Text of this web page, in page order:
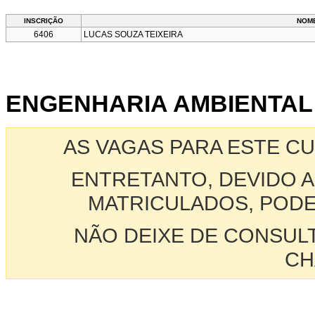
INSCRIÇÃO
6406 LUCAS SOUZA TEIXEIRA
ENGENHARIA
AS VAGAS PARA ESTE
ENTRETANTO, DEVIDO
MATRICULADOS,
NÃO DEIXE DE